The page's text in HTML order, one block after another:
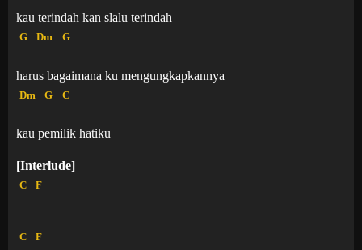
kau terindah kan slalu terindah
G Dm G
harus bagaimana ku mengungkapkannya
Dm G C
kau pemilik hatiku
[Interlude]
C F
C F